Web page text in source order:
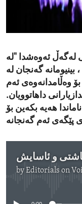
ENVIRONMENT
IDEALS AND
لەگەڵ ئەوەشدا "لە
بینیومانە گەنجان لە
وەڵامدانەوەی ئەم
داهاتوویان.
هەیە بکەین بۆ
و ئاسایش
byEditorials on